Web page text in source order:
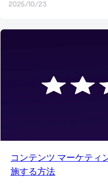
2025/10/23
コンテンツ マーケティ
施する方法